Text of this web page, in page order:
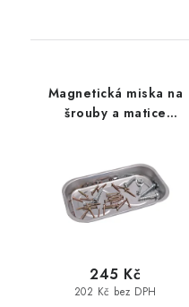
Magnetická miska na
šrouby a matice
202 Kč bez DPH
245 Kč